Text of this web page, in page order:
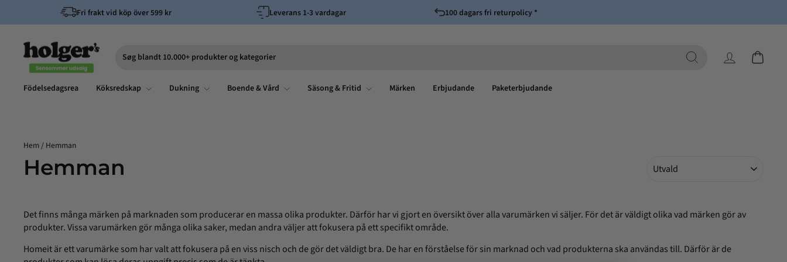
Pausa
Fri frakt vid köp över 599 kr Leverans 1-3 vardagar 100 dagars fri returpolicy *
Søg blandt 10.000+ produkter og kategorier
Sök
Logga in
Födelsedagsrea
Köksredskap Dukning Boende & Vård Säsong & Fritid Märken Erbjudande Paketerbjudande
Hem / Hemman
Hemman Sortera
Det finns många märken på marknaden som producerar en massa olika produkter. Därför har vi gjort en översikt över alla varumärken vi säljer. För det är väldigt olika vad märken gör av
produkter. Vissa varumärken gör många olika saker, medan andra väljer att fokusera på ett specifikt område.
Homeit är ett varumärke som har valt att fokusera på en viss nisch och de gör det väldigt bra. De har en förståelse för sin marknad och vad produkterna ska användas till. Därför är de